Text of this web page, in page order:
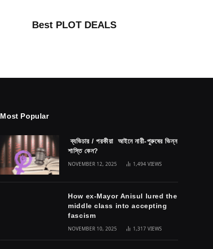
Best PLOT DEALS
Most Popular
ব্যভিচার / পরকীয়া আইনে নারী-পুরুষের ভিন্ন
শাস্তি কেন?
NOVEMBER 12, 2025 1,494VIEWS
How ex-Mayor Anisul lured the
middle class into accepting
fascism
NOVEMBER 10, 2025 1,317VIEWS